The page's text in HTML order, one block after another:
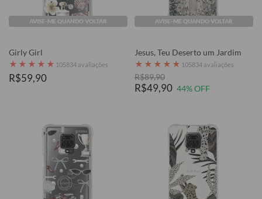
AVISE-ME QUANDO VOLTAR
Girly Girl
★ ★ ★ ★ ★ 105834 avaliações
R$59,90
AVISE-ME QUANDO VOLTAR
Jesus, Teu Deserto um Jardim
★ ★ ★ ★ ★ 105834 avaliações
R$89,90
R$49,90 44% OFF